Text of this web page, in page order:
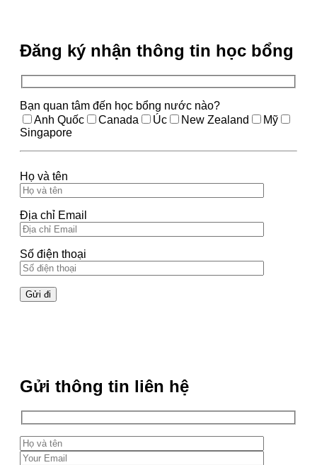
Đăng ký nhận thông tin học bổng
Bạn quan tâm đến học bổng nước nào?
Anh Quốc
Canada Úc New Zealand
Mỹ
Singapore
Họ và tên
Địa chỉ Email
Số điện thoại
Gửi thông tin liên hệ